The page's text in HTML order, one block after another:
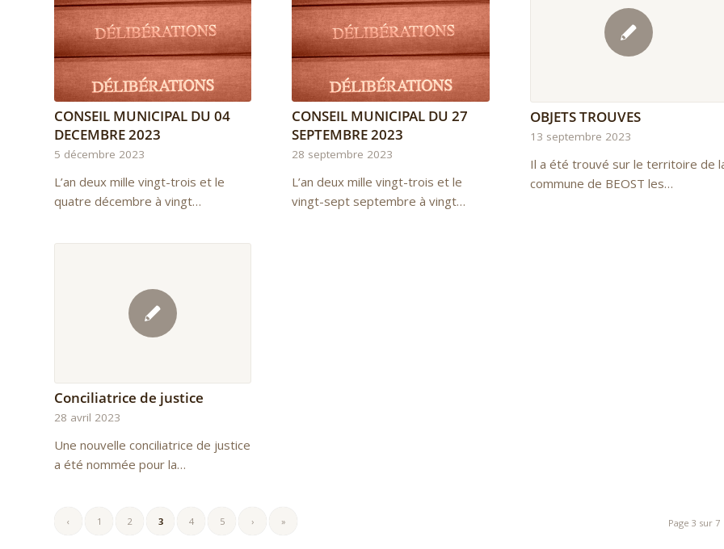
CONSEIL MUNICIPAL DU 04
DECEMBRE 2023
5 décembre 2023
L’an deux mille vingt-trois et le
quatre décembre à vingt…
CONSEIL MUNICIPAL DU 27
SEPTEMBRE 2023
28 septembre 2023
L’an deux mille vingt-trois et le
vingt-sept septembre à vingt…
OBJETS TROUVES
13 septembre 2023
Il a été trouvé sur le territoire de
commune de BEOST les…
Conciliatrice de justice
28 avril 2023
Une nouvelle conciliatrice de justice
a été nommée pour la…
Page 3 sur 7
‹ 1 2 3 4 5 › »